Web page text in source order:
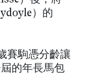
）的
賽駒憑分齡讓
的年長馬包